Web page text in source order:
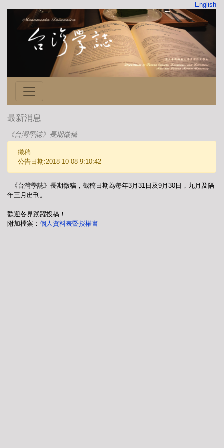
English
最新消息
《台灣學誌》長期徵稿
徵稿
公告日期:2018-10-08 9:10:42
《台灣學誌》長期徵稿，截稿日期為每年3月31日及9月30日，九月及隔
年三月出刊。
歡迎各界踴躍投稿！
附加檔案： 個人資料表暨授權書